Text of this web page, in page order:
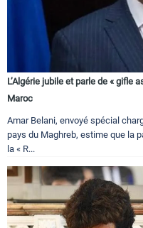
L’Algérie jubile et parle de « gifle
Maroc
Amar Belani, envoyé spécial
pays du Maghreb, estime que la
la « R...